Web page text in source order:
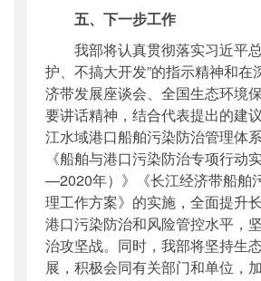
五、下一步工作
我部将认真贯彻落实习近平
护、不搞大开发”的指示精神和在
济带发展座谈会、全国生态环境
要讲话精神，结合代表提出的建
江水域港口船舶污染防治管理体
《船舶与港口污染防治专项行动
—2020年）》《长江经济带船舶
理工作方案》的实施，全面提升
港口污染防治和风险管控水平，
治攻坚战。同时，我部将坚持生
展，积极会同有关部门和单位，